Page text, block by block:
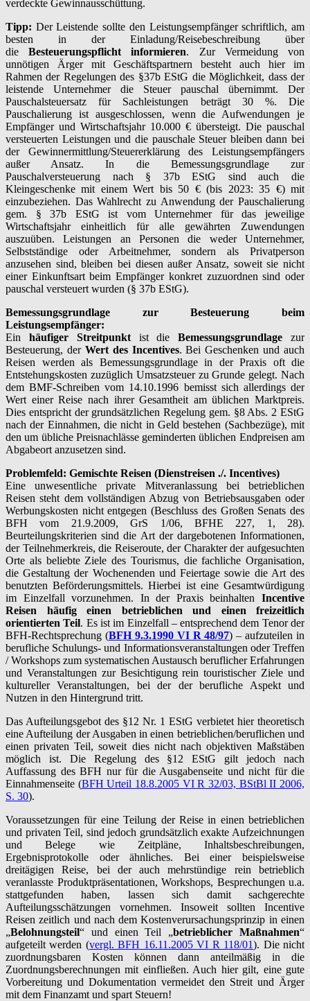
verdeckte Gewinnausschüttung.
Tipp: Der Leistende sollte den Leistungsempfänger schriftlich, am
besten in der Einladung/Reisebeschreibung über
dieBesteuerungspflicht informieren. Zur Vermeidung von
unnötigen Ärger mit Geschäftspartnern besteht auch hier im
Rahmen der Regelungen des §37b EStG die Möglichkeit, dass der
leistende Unternehmer die Steuer pauschal übernimmt. Der
Pauschalsteuersatz für Sachleistungen beträgt 30 %. Die
Pauschalierung ist ausgeschlossen, wenn die Aufwendungen je
Empfänger und Wirtschaftsjahr 10.000 € übersteigt. Die pauschal
versteuerten Leistungen und die pauschale Steuer bleiben dann bei
der Gewinnermittlung/Steuererklärung des Leistungsempfängers
außer Ansatz. In die Bemessungsgrundlage zur
Pauschalversteuerung nach § 37b EStG sind auch die
Kleingeschenke mit einem Wert bis 50 € (bis 2023: 35 €) mit
einzubeziehen. Das Wahlrecht zu Anwendung der Pauschalierung
gem. § 37b EStG ist vom Unternehmer für das jeweilige
Wirtschaftsjahr einheitlich für alle gewährten Zuwendungen
auszuüben. Leistungen an Personen die weder Unternehmer,
Selbstständige oder Arbeitnehmer, sondern als Privatperson
anzusehen sind, bleiben bei diesen außer Ansatz, soweit sie nicht
einer Einkunftsart beim Empfänger konkret zuzuordnen sind oder
pauschal versteuert wurden (§ 37b EStG).
Bemessungsgrundlage zur Besteuerung beim
Leistungsempfänger:
Ein häufiger Streitpunktist dieBemessungsgrundlage zur
Besteuerung, der Wert des Incentives. Bei Geschenken und auch
Reisen werden als Bemessungsgrundlage in der Praxis oft die
Entstehungskosten zuzüglich Umsatzsteuer zu Grunde gelegt. Nach
dem BMF-Schreiben vom 14.10.1996 bemisst sich allerdings der
Wert einer Reise nach ihrer Gesamtheit am üblichen Marktpreis.
Dies entspricht der grundsätzlichen Regelung gem. §8 Abs. 2 EStG
nach der Einnahmen, die nicht in Geld bestehen (Sachbezüge), mit
den um übliche Preisnachlässe geminderten üblichen Endpreisen am
Abgabeort anzusetzen sind.
Problemfeld: Gemischte Reisen (Dienstreisen ./. Incentives)
Eine unwesentliche private Mitveranlassung bei betrieblichen
Reisen steht dem vollständigen Abzug von Betriebsausgaben oder
Werbungskosten nicht entgegen (Beschluss des Großen Senats des
BFH vom 21.9.2009, GrS 1/06, BFHE 227, 1, 28).
Beurteilungskriterien sind die Art der dargebotenen Informationen,
der Teilnehmerkreis, die Reiseroute, der Charakter der aufgesuchten
Orte als beliebte Ziele des Tourismus, die fachliche Organisation,
die Gestaltung der Wochenenden und Feiertage sowie die Art des
benutzten Beförderungsmittels. Hierbei ist eine Gesamtwürdigung
im Einzelfall vorzunehmen. In der Praxis beinhalten Incentive
Reisen häufig einen betrieblichen und einen freizeitlich
orientierten Teil. Es ist im Einzelfall – entsprechend dem Tenor der
BFH-Rechtsprechung (BFH 9.3.1990 VI R 48/97) – aufzuteilen in
berufliche Schulungs- und Informationsveranstaltungen oder Treffen
/ Workshops zum systematischen Austausch beruflicher Erfahrungen
und Veranstaltungen zur Besichtigung rein touristischer Ziele und
kultureller Veranstaltungen, bei der der berufliche Aspekt und
Nutzen in den Hintergrund tritt.
Das Aufteilungsgebot des §12 Nr. 1 EStG verbietet hier theoretisch
eine Aufteilung der Ausgaben in einen betrieblichen/beruflichen und
einen privaten Teil, soweit dies nicht nach objektiven Maßstäben
möglich ist. Die Regelung des §12 EStG gilt jedoch nach
Auffassung des BFH nur für die Ausgabenseite und nicht für die
Einnahmenseite (BFH Urteil 18.8.2005 VI R 32/03, BStBl II 2006,
S. 30).
Voraussetzungen für eine Teilung der Reise in einen betrieblichen
und privaten Teil, sind jedoch grundsätzlich exakte Aufzeichnungen
und Belege wie Zeitpläne, Inhaltsbeschreibungen,
Ergebnisprotokolle oder ähnliches. Bei einer beispielsweise
dreitägigen Reise, bei der auch mehrstündige rein betrieblich
veranlasste Produktpräsentationen, Workshops, Besprechungen u.a.
stattgefunden haben, lassen sich damit sachgerechte
Aufteilungsschätzungen vornehmen. Insoweit sollten Incentive
Reisen zeitlich und nach dem Kostenverursachungsprinzip in einen
„Belohnungsteil“ und einen Teil „betrieblicher Maßnahmen“
aufgeteilt werden (vergl. BFH 16.11.2005 VI R 118/01). Die nicht
zuordnungsbaren Kosten können dann anteilmäßig in die
Zuordnungsberechnungen mit einfließen. Auch hier gilt, eine gute
Vorbereitung und Dokumentation vermeidet den Streit und Ärger
mit dem Finanzamt und spart Steuern!